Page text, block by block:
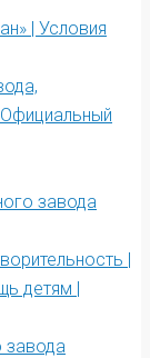
| Условия
завода
|
детям |
завода